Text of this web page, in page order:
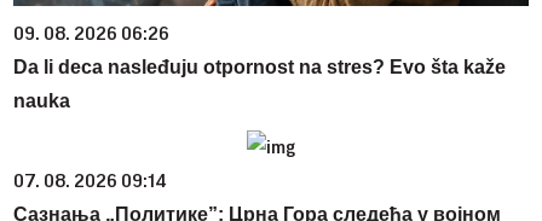
09. 08. 2026 06:26
Da li deca nasleđuju otpornost na stres? Evo šta kaže
nauka
07. 08. 2026 09:14
Сазнања „Политике”: Црна Гора следећа у војном